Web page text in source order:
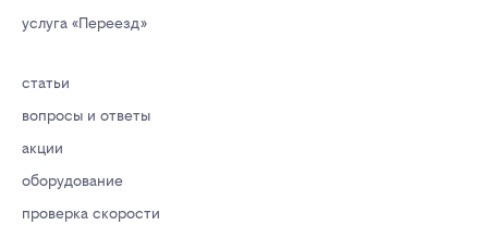
услуга «Переезд»
статьи
вопросы и ответы
акции
оборудование
проверка скорости